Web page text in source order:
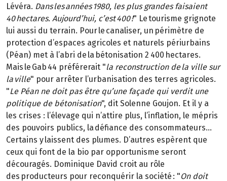
Lévéra. Dans les années 1980, les plus grandes faisaient
40 hectares. Aujourd’hui, c’est 400 !" Le tourisme grignote
lui aussi du terrain. Pour le canaliser, un périmètre de
protection d’espaces agricoles et naturels périurbains
(Péan) met à l’abri de la bétonisation 2 400 hectares.
Mais le Gab 44 préférerait "la reconstruction de la ville sur
la ville" pour arrêter l’urbanisation des terres agricoles.
"Le Péan ne doit pas être qu’une façade qui verdit une
politique de bétonisation", dit Solenne Goujon. Et il y a
les crises : l’élevage qui n’attire plus, l’inflation, le mépris
des pouvoirs publics, la défiance des consommateurs…
Certains y laissent des plumes. D’autres espèrent que
ceux qui font de la bio par opportunisme seront
découragés. Dominique David croit au rôle
des producteurs pour reconquérir la société : "On doit